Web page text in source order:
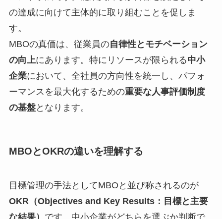
の達成に向けて主体的に取り組むことを促しま
す。
MBOの真価は、従業員の自律性とモチベーション
の向上にあります。特にリソースが限られる中小
企業において、全社員の方向性を統一し、パフォ
ーマンスを最大化するための重要な人事評価制度
の基盤となります。
MBOとOKRの違いを理解する
目標管理の手法としてMBOと並び称されるのが
OKR（Objectives and Key Results：目標と主要